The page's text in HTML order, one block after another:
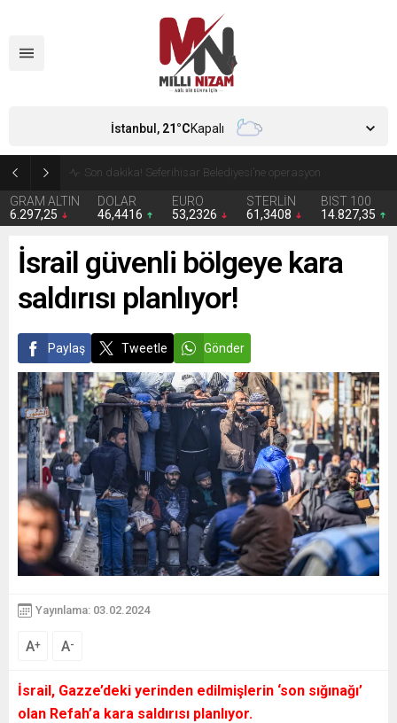
Son dakika! Seferihisar Belediyesi’ne operasyon
GRAM ALTIN
6.297,25
DOLAR
46,4416
EURO
53,2326
STERLİN
61,3408
BIST 100
14.827,35
İstanbul, 21°CKapalı
İsrail güvenli bölgeye kara
saldırısı planlıyor!
Paylaş Tweetle Gönder
Yayınlama: 03.02.2024
A+ A-
İsrail, Gazze’deki yerinden edilmişlerin ‘son sığınağı’
olan Refah’a kara saldırısı planlıyor.